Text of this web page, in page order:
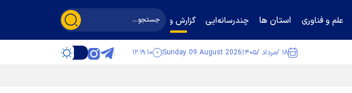
علم و فناوری استان ها چندرسانه‌ایی گزارش و گفت‌وگو
۱۸ /مرداد /۱۴۰۵ Sunday 09 August 2026 ۱۲:۱۹:۱۱